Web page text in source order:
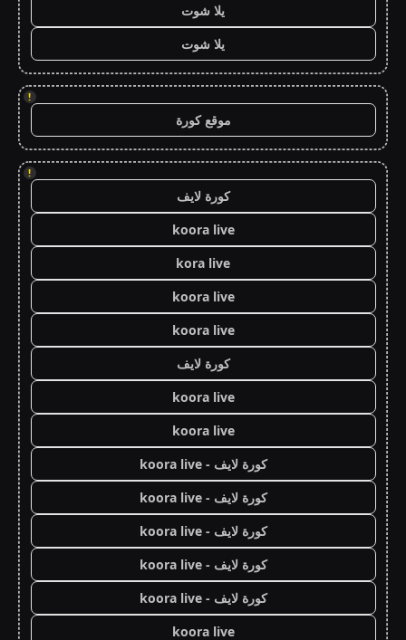
يلا شوت
يلا شوت
!
موقع كورة
!
كورة لايف
koora live
kora live
koora live
koora live
كورة لايف
koora live
koora live
كورة لايف - koora live
كورة لايف - koora live
كورة لايف - koora live
كورة لايف - koora live
كورة لايف - koora live
koora live